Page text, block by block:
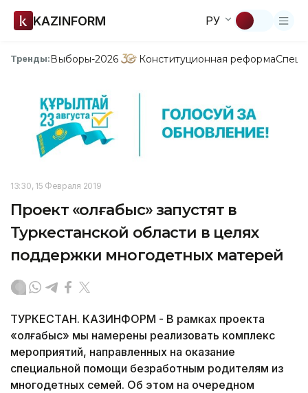
KAZINFORM РУ
Тренды:Выборы-2026 Конституционная реформа
13:30, 15 Февраля 2019
Проект «Қолғабыс» запустят в
Туркестанской области в целях
поддержки многодетных матерей
ТУРКЕСТАН. КАЗИНФОРМ - В рамках проекта
«Қолғабыс» мы намерены реализовать комплекс
мероприятий, направленных на оказание
специальной помощи безработным родителям из
многодетных семей. Об этом на очередном